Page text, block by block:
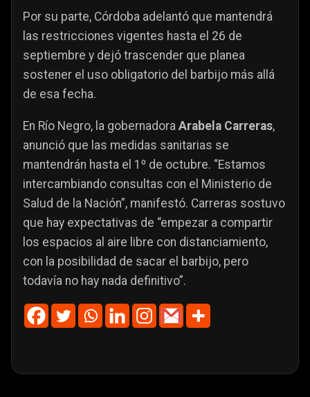
Por su parte, Córdoba adelantó que mantendrá
las restricciones vigentes hasta el 26 de
septiembre y dejó trascender que planea
sostener el uso obligatorio del barbijo más allá
de esa fecha.
En Río Negro, la gobernadora Arabela Carreras,
anunció que las medidas sanitarias se
mantendrán hasta el 1º de octubre. “Estamos
intercambiando consultas con el Ministerio de
Salud de la Nación”, manifestó. Carreras sostuvo
que hay expectativas de “empezar a compartir
los espacios al aire libre con distanciamiento,
con la posibilidad de sacar el barbijo, pero
todavía no hay nada definitivo”.